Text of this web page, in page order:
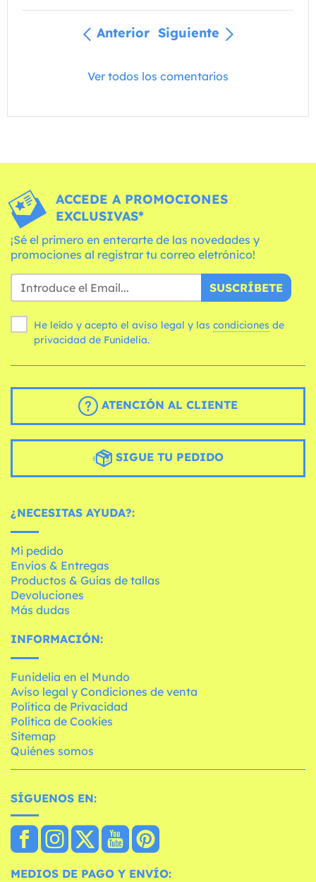
Anterior Siguiente
Ver todos los comentarios
ACCEDE A PROMOCIONES
EXCLUSIVAS*
¡Sé el primero en enterarte de las novedades y
promociones al registrar tu correo eletrónico!
SUSCRÍBETE
He leído y acepto el aviso legal y las condiciones
privacidad de Funidelia.
ATENCIÓN AL CLIENTE
SIGUE TU PEDIDO
¿NECESITAS AYUDA?:
Mi pedido
Envíos & Entregas
Productos & Guías de tallas
Devoluciones
Más dudas
INFORMACIÓN:
Funidelia en el Mundo
Aviso legal y Condiciones de venta
Política de Privacidad
Política de Cookies
Sitemap
Quiénes somos
SÍGUENOS EN:
MEDIOS DE PAGO Y ENVÍO: